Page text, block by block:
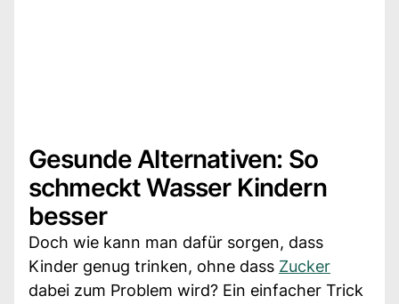
Gesunde Alternativen: So
schmeckt Wasser Kindern
besser
Doch wie kann man dafür sorgen, dass
Kinder genug trinken, ohne dass Zucker
dabei zum Problem wird? Ein einfacher Trick